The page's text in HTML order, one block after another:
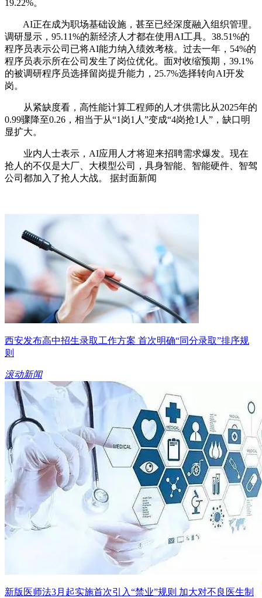
19.22%。
AI正在成为职场基础设施，甚至已经深度融入组织管理。
调研显示，95.11%的新经济人才都在使用AI工具。38.51%的
程序员表示公司已将AI能力纳入绩效考核。过去一年，54%的
程序员表示所在公司发生了岗位优化。面对收缩预期，39.1%
的被调研程序员选择留岗提升能力，25.7%选择转向AI开发
岗。
从紧缺度看，高性能计算工程师的人才供需比从2025年的
0.99骤降至0.26，相当于从“1岗1人”变成“4岗抢1人”，缺口明
显扩大。
业内人士表示，AI应用人才将迎来招聘需求爆发。现在
抢人的不仅是大厂、大模型公司，具身智能、智能硬件、智驾
公司都加入了抢人大战。 据封面新闻
西安发布高中招生录取工作方案 首次明确“同分录取”排序规
则
滚动新闻
新版医师法3月起实施首次引入“禁业”规则 加大对不良医生制